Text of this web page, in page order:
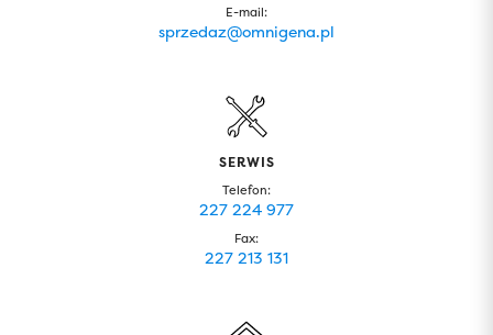
E-mail:
sprzedaz@omnigena.pl
SERWIS
Telefon:
227 224 977
Fax:
227 213 131